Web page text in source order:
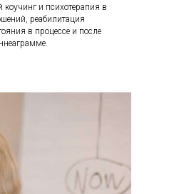
и психотерапия в
реабилитация
в процессе и после